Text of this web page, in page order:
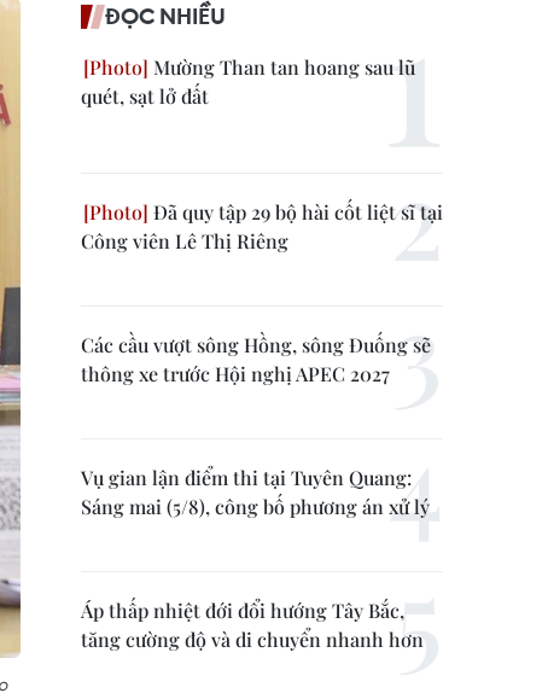
ĐỌC NHIỀU
Mường Than tan hoang sau lũ
quét, sạt lở đất
Đã quy tập 29 bộ hài cốt liệt sĩ tại
Công viên Lê Thị Riêng
Các cầu vượt sông Hồng, sông Đuống sẽ
thông xe trước Hội nghị APEC 2027
Vụ gian lận điểm thi tại Tuyên Quang:
Sáng mai (5/8), công bố phương án xử lý
Áp thấp nhiệt đới đổi hướng Tây Bắc,
tăng cường độ và di chuyển nhanh hơn